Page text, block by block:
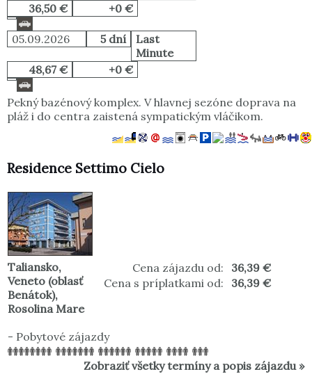
36,50 €
+0 €
05.09.2026 5 dní
Last
Minute
48,67 €
+0 €
Pekný bazénový komplex. V hlavnej sezóne doprava na
pláž i do centra zaistená sympatickým vláčikom.
Residence Settimo Cielo
Cena zájazdu od:
36,39 €
Cena s príplatkami od:
36,39 €
Taliansko,
Veneto (oblasť
Benátok),
Rosolina Mare
- Pobytové zájazdy
Zobraziť všetky termíny a popis zájazdu »